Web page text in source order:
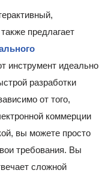
предлагает
инструмент идеально
разработки
от того,
коммерции
вы можете просто
требования. Вы
сложной